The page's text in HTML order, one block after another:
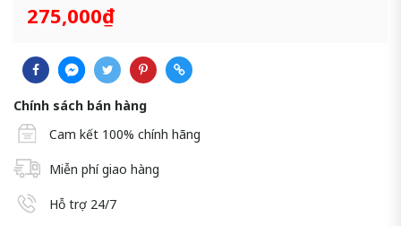
275,000₫
Chính sách bán hàng
Cam kết 100% chính hãng
Miễn phí giao hàng
Hỗ trợ 24/7